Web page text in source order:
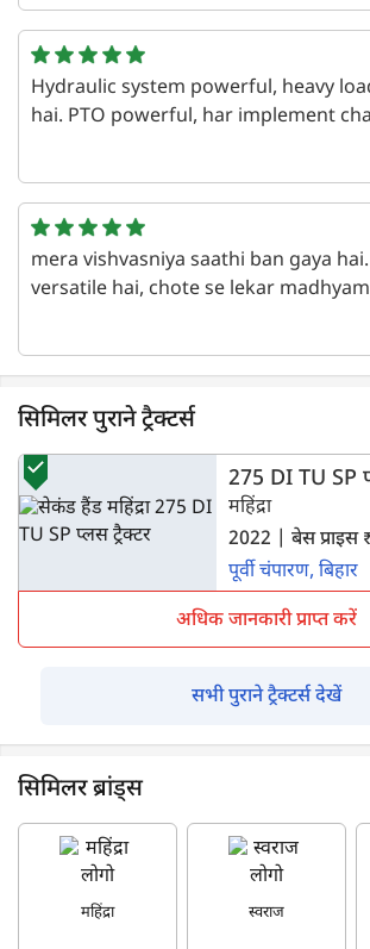
tractor ko maine 6.30 lakh main liya
gear box side option hona chaiye tha
एक वर्ष पहले | Uttam Chaudhari
Hydraulic system powerful, heavy
hai. PTO powerful, har implement
Maintenance asan, service easily
एक वर्ष पहले | Rushikesh
mera vishvasniya saathi ban gaya
versatile hai, chote se lekar
एक वर्ष पहले | Aditya vaibhav kadam
सिमिलर पुराने ट्रैक्टर्स
275 DI TU SP
महिंद्रा
2022 | बेस प्राइस
पूर्वी चंपारण, बिहार
अधिक जानकारी प्राप्त करें
सभी पुराने ट्रैक्टर्स देखें
सिमिलर ब्रांड्स
महिंद्रा
स्वराज